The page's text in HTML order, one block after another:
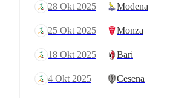
28 Okt 2025 Modena
25 Okt 2025 Monza
18 Okt 2025 Bari
4 Okt 2025 Cesena